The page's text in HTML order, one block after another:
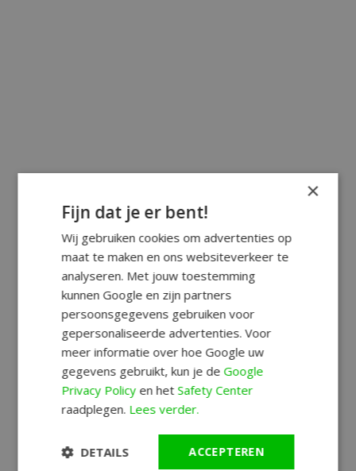
×
Fijn dat je er bent!
Wij gebruiken cookies om advertenties op
maat te maken en ons websiteverkeer te
analyseren. Met jouw toestemming
kunnen Google en zijn partners
persoonsgegevens gebruiken voor
gepersonaliseerde advertenties. Voor
meer informatie over hoe Google uw
gegevens gebruikt, kun je deGoogle
Privacy Policyen hetSafety Center
raadplegen. Lees verder.
ACCEPTEREN
DETAILS